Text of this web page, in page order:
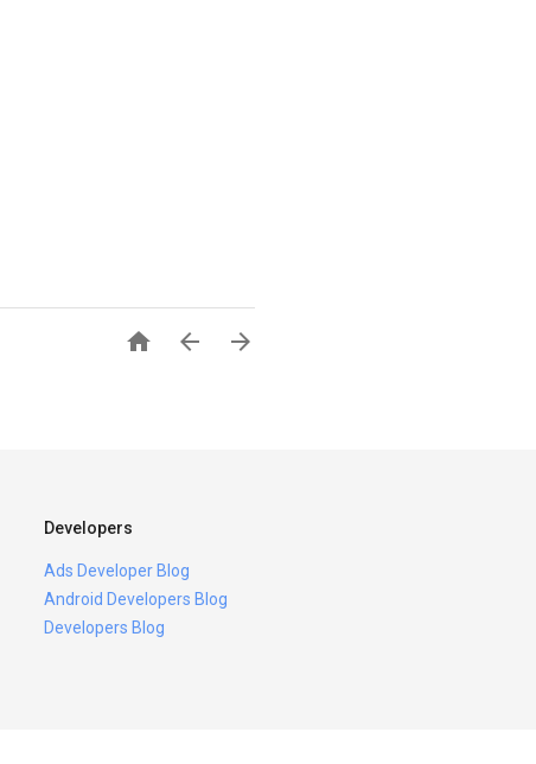
  
Developers
Ads Developer Blog
Android Developers Blog
Developers Blog